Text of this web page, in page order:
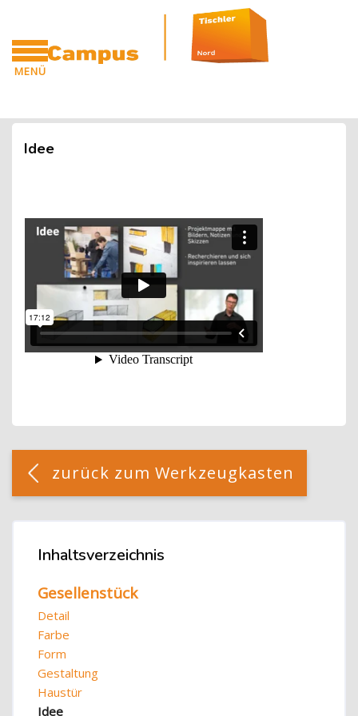
MENÜ
Zum Hauptinhalt
Blöcke
Blöcke
Idee
Blöcke
[Cocoon] Custom HTML überspringen
zurück zum Werkzeugkasten
Inhaltsverzeichnis überspringen
Inhaltsverzeichnis
Gesellenstück
Detail
Farbe
Form
Gestaltung
Haustür
Idee